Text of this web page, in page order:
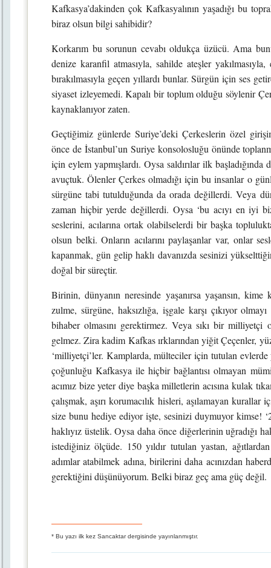
Kafkasya’dakinden çok Kafkasyalının yaşadığı bu
biraz olsun bilgi sahibidir?
Korkarım bu sorunun cevabı oldukça üzücü. Ama
denize karanfil atmasıyla, sahilde ateşler
bırakılmasıyla geçen yıllardı bunlar. Sürgün için ses
siyaset izleyemedi. Kapalı bir toplum olduğu söylenir
kaynaklanıyor zaten.
Geçtiğimiz günlerde Suriye’deki Çerkeslerin özel
önce de İstanbul’un Suriye konsolosluğu önünde
için eylem yapmışlardı. Oysa saldırılar ilk
avuçtuk. Ölenler Çerkes olmadığı için bu insanlar o
sürgüne tabi tutulduğunda da orada değillerdi. Veya
zaman hiçbir yerde değillerdi. Oysa ‘bu acıyı en iyi
seslerini, acılarına ortak olabilselerdi bir başka
olsun belki. Onların acılarını paylaşanlar var, onlar
kapanmak, gün gelip haklı davanızda sesinizi
doğal bir süreçtir.
Birinin, dünyanın neresinde yaşanırsa yaşansın,
zulme, sürgüne, haksızlığa, işgale karşı çıkıyor
bihaber olmasını gerektirmez. Veya sıkı bir milliyetçi
gelmez. Zira kadim Kafkas ırklarından yiğit Çeçenler,
‘milliyetçi’ler. Kamplarda, mülteciler için tutulan
çoğunluğu Kafkasya ile hiçbir bağlantısı olmayan
acımız bize yeter diye başka milletlerin acısına kulak
çalışmak, aşırı korumacılık hisleri, aşılamayan
size bunu hediye ediyor işte, sesinizi duymuyor kimse!
haklıyız üstelik. Oysa daha önce diğerlerinin uğradığı
istediğiniz ölçüde. 150 yıldır tutulan yastan,
adımlar atabilmek adına, birilerini daha acınızdan
gerektiğini düşünüyorum. Belki biraz geç ama güç değil.
* Bu yazı ilk kez Sancaktar dergisinde yayınlanmıştır.